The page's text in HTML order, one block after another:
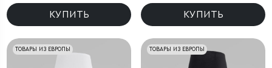
КУПИТЬ КУПИТЬ
ТОВАРЫ ИЗ ЕВРОПЫ ТОВАРЫ ИЗ ЕВРОПЫ